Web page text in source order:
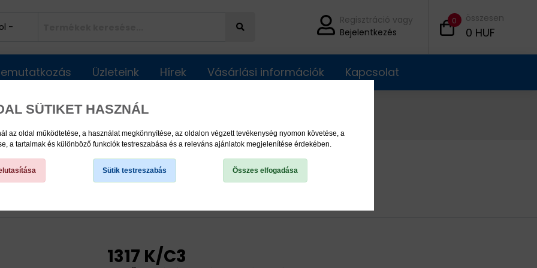
SÜTIKET HASZNÁL
az oldal működtetése, a használat megkönnyítése, az oldalon végzett tevékenység nyomon követése, a
a tartalmak és különböző funkciók testreszabása és a releváns ajánlatok megjelenítése érdekében.
Sütik testreszabás Összes elfogadása
Regisztráció vagy
Bejelentkezés
0 összesen
0 HUF
Üzleteink Hírek Vásárlási információk Kapcsolat
1317 K/C3